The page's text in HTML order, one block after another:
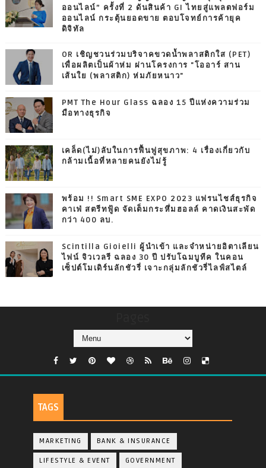
ออนไลน์” ครั้งที่ 2 ดันสินค้า GI ไทยสู่แพลตฟอร์ม
ออนไลน์ กระตุ้นยอดขาย ตอบโจทย์การค้ายุค
ดิจิทัล
OR เชิญชวนร่วมบริจาคขวดน้ำพลาสติกใส (PET)
เพื่อผลิตเป็นผ้าห่ม ผ่านโครงการ "โออาร์ สาน
เส้นใย (พลาสติก) ห่มภัยหนาว"
PMT The Hour Glass ฉลอง 15 ปีแห่งความร่วม
มือทางธุรกิจ
เคล็ด(ไม่)ลับในการฟื้นฟูสุขภาพ: 4 เรื่องเกี่ยวกับ
กล้ามเนื้อที่หลายคนยังไม่รู้
พร้อม !! Smart SME EXPO 2023 แฟรนไชส์ธุรกิจ
คาเฟ่ สตรีทฟู้ด จัดเต็มกระหึ่มฮอลล์ คาดเงินสะพัด
กว่า 400 ลบ.
Scintilla Gioielli ผู้นำเข้า และจำหน่ายอิตาเลียน
ไฟน์ จิวเวลรี ฉลอง 30 ปี ปรับโฉมบูทีค ในคอน
เซ็ปต์โมเดิร์นลักชัวรี่ เจาะกลุ่มลักชัวรี่ไลฟ์สไตล์
TAGS
MARKETING BANK & INSURANCE
LIFESTYLE & EVENT GOVERNMENT